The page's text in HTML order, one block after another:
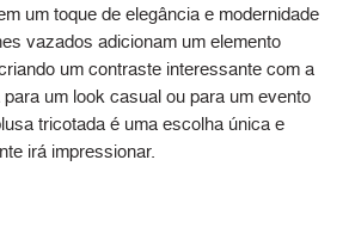
um toque de elegância e modernidade
vazados adicionam um elemento
um contraste interessante com a
um look casual ou para um evento
tricotada é uma escolha única e
irá impressionar.